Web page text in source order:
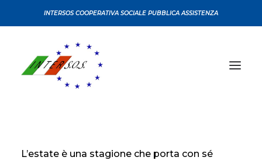
INTERSOS COOPERATIVA SOCIALE PUBBLICA ASSISTENZA
CONVENZIONI
L’estate è una stagione che porta con sé